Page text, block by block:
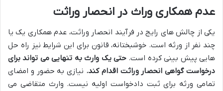
عدم همکاری وراث در انحصار وراثت
یکی از چالش های رایج در فرآیند انحصار وراثت، عدم همکاری یک یا
چند نفر از ورثه است. خوشبختانه، قانون برای این شرایط نیز راه حل
هایی پیش بینی کرده است.حتی یک وارث به تنهایی می تواند برای
درخواست گواهی انحصار وراثت اقدام کند. نیازی به حضور و امضای
تمامی ورثه برای ثبت دادخواست اولیه نیست. وارث متقاضی می